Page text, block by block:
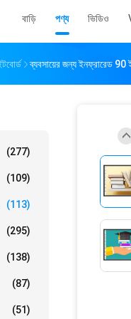
বাড়ি পণ্য ভিডিও
ব্যবসায়ের জন্য ইনফ্রারেড 90
(277)
(109)
(113)
(295)
(138)
(87)
(51)